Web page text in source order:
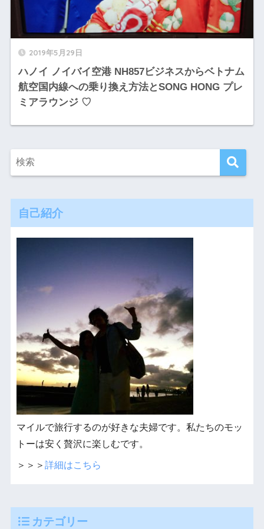
2019年5月29日
ハノイ ノイバイ空港 NH857ビジネスからベトナム
航空国内線への乗り換え方法とSONG HONG プレ
ミアラウンジ ♡
自己紹介
マイルで旅行するのが好きな夫婦です。私たちのモッ
トーは安く贅沢に楽しむです。
＞＞＞ 詳細はこちら
カテゴリー